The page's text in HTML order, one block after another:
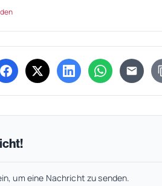
(öffnet in neuem Tab)
(öffnet in neuem Tab)
(öffnet in neuem
(öffnet in
um eine Nachricht zu senden.